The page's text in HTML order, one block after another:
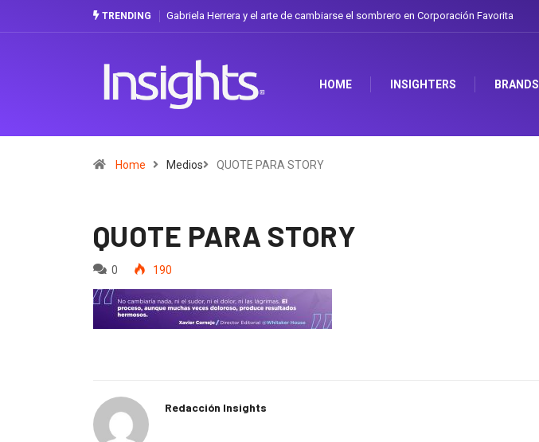
TRENDING Gabriela Herrera y el arte de cambiarse el sombrero en Corporación Favorita
HOME INSIGHTERS BRANDS
Home Medios QUOTE PARA STORY
QUOTE PARA STORY
0 190
Redacción Insights